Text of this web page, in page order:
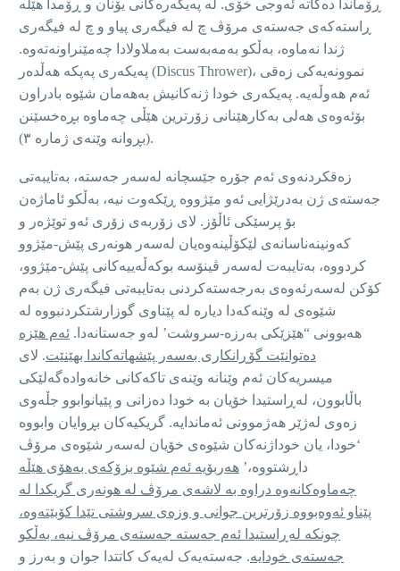
ڕۆماندا دەگاتە ئەوجی خۆی. لە پەیکەرەکانی یۆنان و ڕۆمدا هێڵە
ڕاستەکەی جەستەی مرۆڤ چ لە فیگەری پیاو و چ لە فیگەری
ژندا نەماوە، بەڵکو بەمەبەست بەملاولادا چەمێنراونەتەوە.
پەیکەری پەپکە هەڵدەر (Discus Thrower)، نموونەیەکی زەقی
ئەم هەوڵەیە. پەیکەری خودا ژنەکانیش بەهەمان شێوە بادراون
بۆئەوەی هەلی بەکارهێنانی زۆرترین هێڵی چەماوە بڕەخسێنن
(بڕوانە وێنەی ژمارە ٣).
زەقکردنەوی ئەم جۆرە جێسچانە لەسەر جەستە، بەتایبەتی
جەستەی ژن بەدرێژایی ئەو مێژووە ڕێکەوت نیە، بەڵکو ئاماژەن
بۆ پرسێکی ئاڵۆز. لای زۆربەی زۆری ئەو توێژەر و
کەونینەناسانەی لێکۆڵینەوەیان لەسەر هونەری پێش-مێژوو
کردووە، بەتایبەت لەسەر ڤینۆسە بوکەڵەییەکانی پێش-مێژوو،
کۆکن لەسەرئەوەی بەرجەستەکردنی بەتایبەتی فیگەری ژن بەم
شێوەی لە وێنەکەدا دیارە لە پێناوی گوزارشتکردنبووە لە
هەبوونی “هێزێکی بەرزە-سروشت’ لەو جەستانەدا. ئەم هێزە
دەتوانێت گۆڕانکاری بەسەر پێشهاتەکاندا بهێنێت. لای
میسریەکان ئەم وێنانە وێنەی تاکەکانی خانەوادەگەلێکی
باڵابوون، لەڕاستیدا خۆیان بە خودا دەزانی و پێیانوابوو جڵەوی
زەوی لەژێر هەژموونی ئەماندایە. گریکیەکان بڕوایان وابووە
‘خودا، یان خوداژنەکان شێوەی خۆیان لەسەر شێوەی مرۆڤ
داڕشتووە،’ هەربۆیە ئەم شێوە بزۆکەی بەهۆی هێڵە
چەماوەکانەوە دراوە بە لاشەی مرۆڤ لە هونەری گریکدا لە
پێناو ئەوەبووە زۆرترین جوانی و وزەی سروشتی تێدا کۆبێتەوە،
چونکە لەڕاستیدا ئەم جەستە جەستەی مرۆڤ نیە، بەڵکو
جەستەی خودایە. جەستەیەک لەیەک کاتتدا جوان و بەرز و